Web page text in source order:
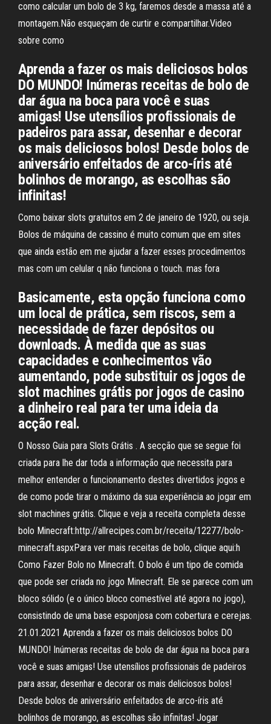
como calcular um bolo de 3 kg, faremos desde a massa até a
montagem.Não esqueçam de curtir e compartilhar.Video
sobre como
Aprenda a fazer os mais deliciosos bolos
DO MUNDO! Inúmeras receitas de bolo de
dar água na boca para você e suas
amigas! Use utensílios profissionais de
padeiros para assar, desenhar e decorar
os mais deliciosos bolos! Desde bolos de
aniversário enfeitados de arco-íris até
bolinhos de morango, as escolhas são
infinitas!
Como baixar slots gratuitos em 2 de janeiro de 1920, ou seja.
Bolos de máquina de cassino é muito comum que em sites
que ainda estão em me ajudar a fazer esses procedimentos
mas com um celular q não funciona o touch. mas fora
Basicamente, esta opção funciona como
um local de prática, sem riscos, sem a
necessidade de fazer depósitos ou
downloads. À medida que as suas
capacidades e conhecimentos vão
aumentando, pode substituir os jogos de
slot machines grátis por jogos de casino
a dinheiro real para ter uma ideia da
acção real.
O Nosso Guia para Slots Grátis . A secção que se segue foi
criada para lhe dar toda a informação que necessita para
melhor entender o funcionamento destes divertidos jogos e
de como pode tirar o máximo da sua experiência ao jogar em
slot machines grátis. Clique e veja a receita completa desse
bolo Minecraft:http://allrecipes.com.br/receita/12277/bolo-
minecraft.aspxPara ver mais receitas de bolo, clique aqui:h
Como Fazer Bolo no Minecraft. O bolo é um tipo de comida
que pode ser criada no jogo Minecraft. Ele se parece com um
bloco sólido (e o único bloco comestível até agora no jogo),
consistindo de uma base esponjosa com cobertura e cerejas.
21.01.2021 Aprenda a fazer os mais deliciosos bolos DO
MUNDO! Inúmeras receitas de bolo de dar água na boca para
você e suas amigas! Use utensílios profissionais de padeiros
para assar, desenhar e decorar os mais deliciosos bolos!
Desde bolos de aniversário enfeitados de arco-íris até
bolinhos de morango, as escolhas são infinitas! Jogar